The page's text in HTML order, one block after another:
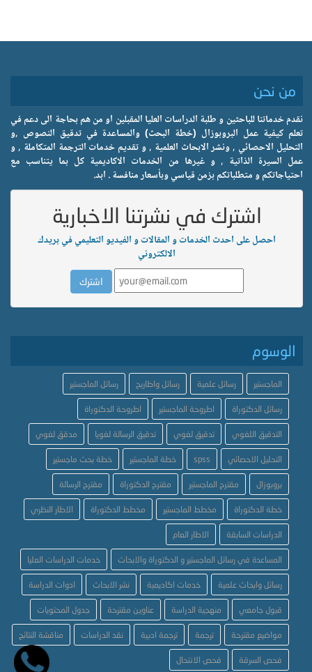
من نحن
نقدم خدماتنا للباحثين و طلبة الدراسات العليا المقبلين او من هم بحاجة الى دعم في
تعلم كيفية عمل البروبوزال (خطة البحث) والمساعدة في تدقيق النصوص ,و
التحليل الاحصائي , ونشر الابحاث العلمية , و تقديم خدمات الترجمة المتكاملة , و
عمل السيرة الذاتية , و غيرها من الخدمات الاكاديمية كل بما يتناسب مع
احتياجاتكم و متطلباتكم بزمن قياسي وبأسعار منافسة . ابد.
اشترك في نشرتنا الاخبارية
احصل على احدث الخدمات و المقالات و الفيديو التعليمي في بريدك
الالكتروني
الوسوم
الماجستير رسائل علمية رسائل واطاريح رسائل الماجستير
رسائل الدكتوراة اطروحة الماجستير اطروحة الدكتوراة
التدقيق اللغوي تدقيق لغوي تدقيق الرسالة لغويا مدقق لغوي
التحليل الاحصائي spss خطة الماجستير خطة بحث ماجستير
بروبوزال مقترح الماجستير مقترح الدكتوراة مقترح الرسالة
خطة الدكتوراة مخطط الماجستير مخطط الدكتوراة الاطار النظري
الدراسات السابقة الاطار العام
المساعدة في رسائل الماجستير و الدكتوراة والابحاث خدمات الدراسات العليا
رسائل وابحاث علمية خدمات اكاديمية نشر الابحاث ادوات الدراسة
قبول جامعي منهجية الدراسة عناوين مقترحة جدول المحتويات
مواضيع مقترحة ترجمة ترجمة ادبية نقد الدراسات مناقشة النتائج
فحص السرقة فحص الانتحال